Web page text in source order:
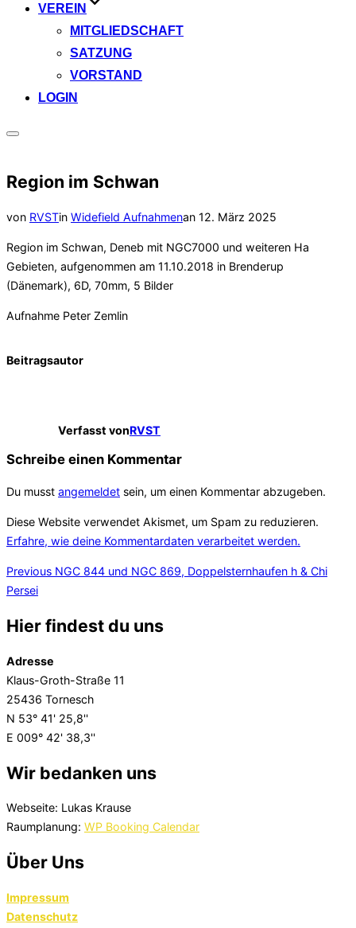
VEREIN
MITGLIEDSCHAFT
SATZUNG
VORSTAND
LOGIN
Seitenleiste
umschalten
Region im Schwan
von RVSTin Widefield Aufnahmenan Veröffentlicht
12. März 2025
Region im Schwan, Deneb mit NGC7000 und weiteren Ha
Gebieten, aufgenommen am 11.10.2018 in Brenderup
(Dänemark), 6D, 70mm, 5 Bilder
Aufnahme Peter Zemlin
Beitragsautor
Verfasst vonRVST
Schreibe einen Kommentar
Du musst angemeldet sein, um einen Kommentar abzugeben.
Diese Website verwendet Akismet, um Spam zu reduzieren.
Erfahre, wie deine Kommentardaten verarbeitet werden.
Beitragsnavigation
Previous
Previous NGC 844 und NGC 869, Doppelsternhaufen h & Chi
Persei
Hier findest du uns
Adresse
Klaus-Groth-Straße 11
25436 Tornesch
N 53° 41' 25,8''
E 009° 42' 38,3''
Wir bedanken uns
Webseite: Lukas Krause
Raumplanung: WP Booking Calendar
Über Uns
Impressum
Datenschutz